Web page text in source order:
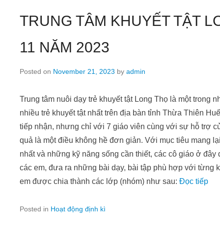
TRUNG TÂM KHUYẾT TẬT
11 NĂM 2023
Posted on November 21, 2023 by admin
Trung tâm nuôi dạy trẻ khuyết tật Long Thọ là một trong
nhiều trẻ khuyết tật nhất trên địa bàn tỉnh Thừa Thiên
tiếp nhận, nhưng chỉ với 7 giáo viên cùng với sự hỗ trợ
quả là một điều không hề đơn giản. Với mục tiêu mang
nhất và những kỹ năng sống cần thiết, các cô giáo ở
các em, đưa ra những bài dạy, bài tập phù hợp với từng
em được chia thành các lớp (nhóm) như sau: Đọc tiếp
Posted in Hoạt động định kì